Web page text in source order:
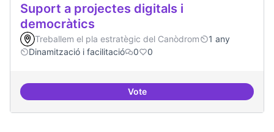
Suport a projectes digitals i
democràtics
Treballem el pla estratègic del Canòdrom
1 any
Dinamització i facilitació
0 0
VoteSuport a projectes digitals i